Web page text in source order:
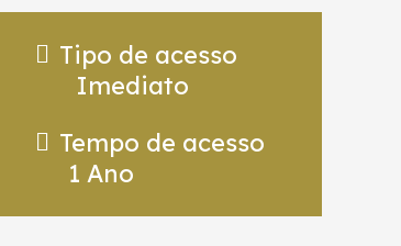
Tipo de acesso
Imediato
Tempo de acesso
1 Ano